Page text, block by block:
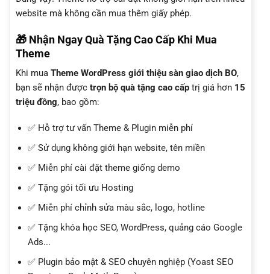
website mà không cần mua thêm giấy phép.
🎁 Nhận Ngay Quà Tặng Cao Cấp Khi Mua
Theme
Khi mua Theme WordPress giới thiệu sàn giao dịch BO,
bạn sẽ nhận được trọn bộ quà tặng cao cấp trị giá hơn 15
triệu đồng, bao gồm:
✅ Hỗ trợ tư vấn Theme & Plugin miễn phí
✅ Sử dụng không giới hạn website, tên miền
✅ Miễn phí cài đặt theme giống demo
✅ Tặng gói tối ưu Hosting
✅ Miễn phí chỉnh sửa màu sắc, logo, hotline
✅ Tặng khóa học SEO, WordPress, quảng cáo Google
Ads...
✅ Plugin bảo mật & SEO chuyên nghiệp (Yoast SEO